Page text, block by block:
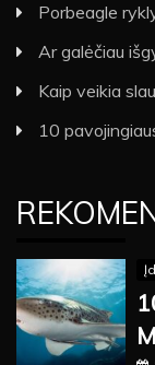
Porbeagle
Ar galėčiau
Kaip veikia
10